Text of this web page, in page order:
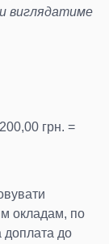
виглядатиме
грн. =
окладам, по
доплата до